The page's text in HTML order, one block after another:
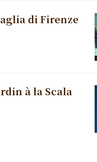
di Firenze
à la Scala